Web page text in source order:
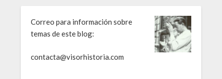
Correo para información sobre
temas de este blog:
contacta@visorhistoria.com